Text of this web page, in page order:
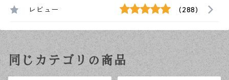
レビュー (288)
同じカテゴリの商品